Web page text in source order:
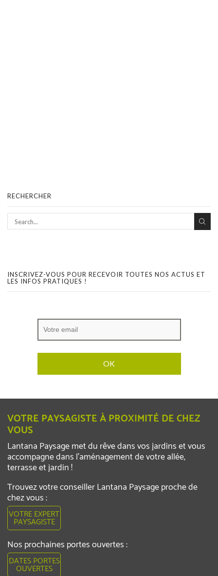
RECHERCHER
INSCRIVEZ-VOUS POUR RECEVOIR TOUTES NOS ACTUS ET
LES INFOS PRATIQUES !
VOTRE PAYSAGISTE À PROXIMITÉ DE CHEZ
VOUS
Lantana Paysage met du rêve dans vos jardins et vous
accompagne dans l’aménagement de votre allée,
terrasse et jardin !
Trouvez votre conseiller Lantana Paysage proche de
chez vous :
VOTRE EXPERT
PAYSAGISTE
Nos prochaines portes ouvertes :
DATES PORTES
OUVERTES